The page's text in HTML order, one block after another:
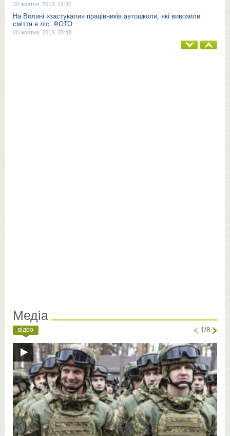
20 жовтня, 2018, 21:30
На Волині «застукали» працівників автошколи, які вивозили
сміття в ліс. ФОТО
20 жовтня, 2018, 20:49
Медіа
відео 1/8